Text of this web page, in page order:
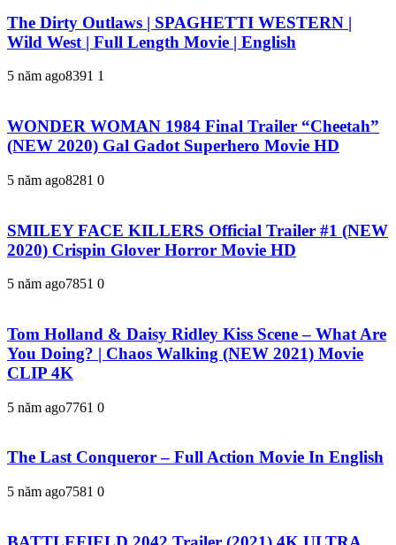
The Dirty Outlaws | SPAGHETTI WESTERN |
Wild West | Full Length Movie | English
5 năm ago8391 1
WONDER WOMAN 1984 Final Trailer “Cheetah”
(NEW 2020) Gal Gadot Superhero Movie HD
5 năm ago8281 0
SMILEY FACE KILLERS Official Trailer #1 (NEW
2020) Crispin Glover Horror Movie HD
5 năm ago7851 0
Tom Holland & Daisy Ridley Kiss Scene – What Are
You Doing? | Chaos Walking (NEW 2021) Movie
CLIP 4K
5 năm ago7761 0
The Last Conqueror – Full Action Movie In English
5 năm ago7581 0